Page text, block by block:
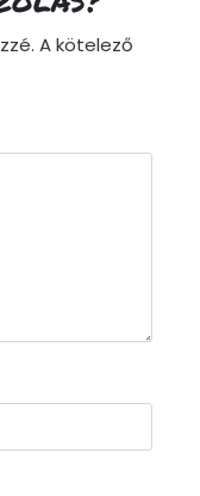
A kötelező